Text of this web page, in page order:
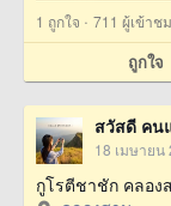
1 ถูกใจ · 711 ผู้เข้าชม
ถูกใจ
สวัสดี คน
18 เมษายน
กูโรตีชาชัก คลอ